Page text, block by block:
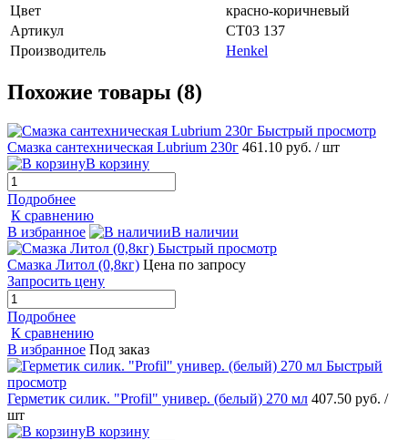
Цвет
красно-коричневый
Артикул
СТ03 137
Производитель
Henkel
Похожие товары (8)
Быстрый просмотр
Смазка сантехническая Lubrium 230г 461.10 руб. / шт
В корзину
Подробнее
К сравнению
В избранное
В наличии
Быстрый просмотр
Смазка Литол (0,8кг) Цена по запросу
Запросить цену
Подробнее
К сравнению
В избранное Под заказ
Быстрый
просмотр
Герметик силик. "Profil" универ. (белый) 270 мл 407.50 руб. /
шт
В корзину